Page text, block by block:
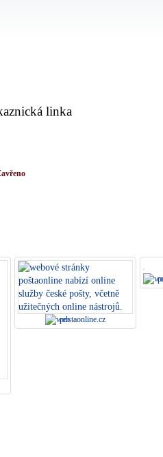
linka
postaonline.cz